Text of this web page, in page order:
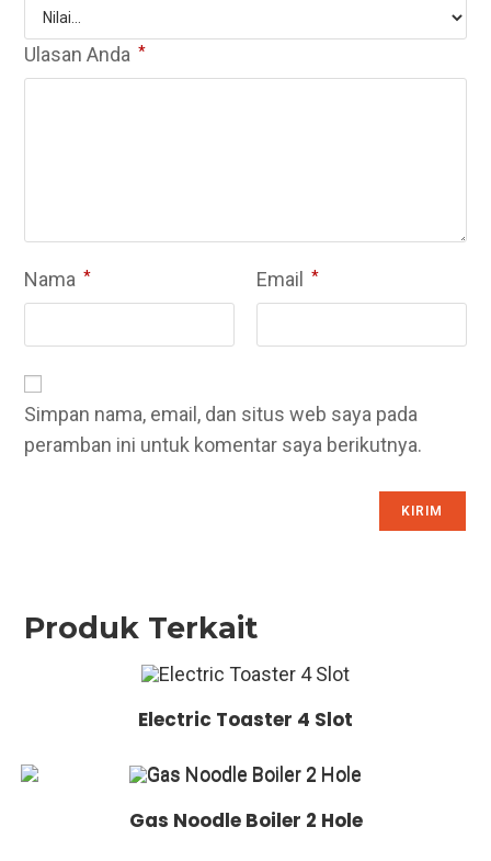
Ulasan Anda *
Nama * Email *
Simpan nama, email, dan situs web saya pada
peramban ini untuk komentar saya berikutnya.
Produk Terkait
Electric Toaster 4 Slot
Gas Noodle Boiler 2 Hole